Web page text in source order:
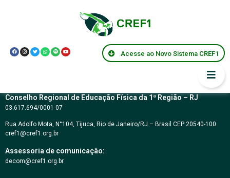
Acesse ao Novo Sistema CREF1
CONCORRÊNCIA
02/2015
Conselho Regional de Educação Física da 1ª Região – RJ
03.617.694/0001-07
Rua Adolfo Mota, N°104, Tijuca, Rio de Janeiro/RJ – Brasil CEP 20540-100
cref1@cref1.org.br
Assessoria de comunicação:
decom@cref1.org.br